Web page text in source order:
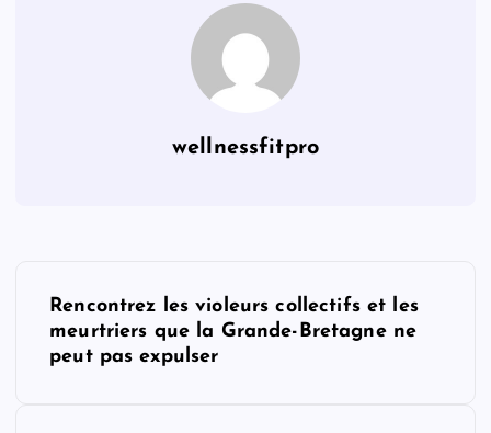
wellnessfitpro
Rencontrez les violeurs collectifs et les
meurtriers que la Grande-Bretagne ne
peut pas expulser